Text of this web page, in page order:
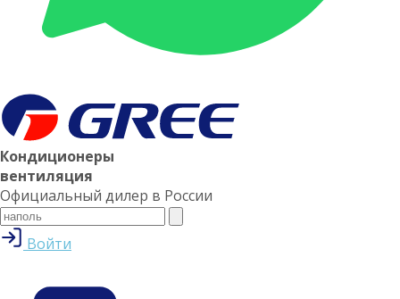
Кондиционеры
вентиляция
Официальный дилер в России
Войти